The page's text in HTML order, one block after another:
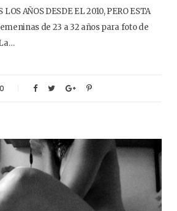
LOS AÑOS DESDE EL 2010, PERO ESTA
de 23 a 32 años para foto de
0